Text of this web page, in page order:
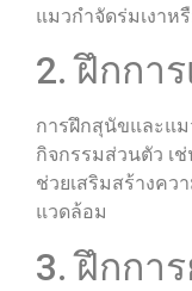
แมวกำจัดร่มเงาห
2. ฝึกกา
การฝึกสุนัขและแม
กิจกรรมส่วนตัว เ
ช่วยเสริมสร้างค
แวดล้อม
3. ฝึกกา